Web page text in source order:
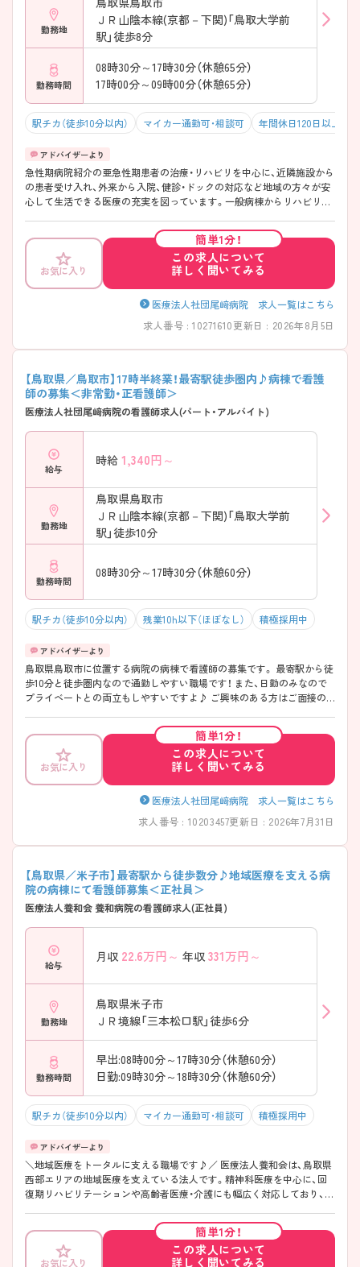
勤務地
ＪＲ山陰本線(京都－下関)「鳥取大学前
駅」徒歩8分
勤務時間
08時30分～17時30分（休憩65分）
17時00分～09時00分（休憩65分）
駅チカ（徒歩10分以内） マイカー通勤可・相談可 年間休日120日以上
急性期病院紹介の亜急性期患者の治療・リハビリを中心に、近隣施設から
の患者受け入れ、外来から入院、健診・ドックの対応など地域の方々が安
心して生活できる医療の充実を図っています。一般病棟からリハビリ、
く関わる看護ができます♪ より詳しく知りたい方には、面接ポイントや
求人の詳細をお伝えいたしますので、お問い合わせください。
お気に入り
簡単1分！
この求人について
詳しく聞いてみる
医療法人社団尾﨑病院 求人一覧はこちら
求人番号 : 10271610更新日 : 2026年8月5日
【鳥取県／鳥取市】17時半終業！最寄駅徒歩圏内♪病棟で看護
師の募集＜非常勤・正看護師＞
医療法人社団尾﨑病院の看護師求人(パート・アルバイト)
給与
時給 1,340円～
勤務地
鳥取県鳥取市
ＪＲ山陰本線(京都－下関)「鳥取大学前
駅」徒歩10分
勤務時間
08時30分～17時30分（休憩60分）
駅チカ（徒歩10分以内） 残業10h以下（ほぼなし） 積極採用中
鳥取県鳥取市に位置する病院の病棟で看護師の募集です。 最寄駅から徒
歩10分と徒歩圏内なので通勤しやすい職場です！ また、日勤のみなので
プライベートとの両立もしやすいですよ♪ ご興味のある方はご面接の
お気に入り
簡単1分！
この求人について
詳しく聞いてみる
医療法人社団尾﨑病院 求人一覧はこちら
求人番号 : 10203457更新日 : 2026年7月31日
【鳥取県／米子市】最寄駅から徒歩数分♪地域医療を支える病
院の病棟にて看護師募集＜正社員＞
医療法人養和会 養和病院の看護師求人(正社員)
給与
月収 22.6万円～ 年収 331万円～
勤務地
鳥取県米子市
ＪＲ境線「三本松口駅」徒歩6分
勤務時間
早出:08時00分～17時30分（休憩60分）
日勤:09時30分～18時30分（休憩60分）
駅チカ（徒歩10分以内） マイカー通勤可・相談可 積極採用中
＼地域医療をトータルに支える職場です♪／ 医療法人養和会は、鳥取県
西部エリアの地域医療を支えている法人です。精神科医療を中心に、回
復期リハビリテーションや高齢者医療・介護にも幅広く対応しており、病
な事業を展開しています。 医療と介護が法人内でしっかり連携している
ため、入院中の治療だけでなく退院後の生活支援まで見据えた関わりが
できる環境です。 また、「年間休日114日」「月平均残業1時間」と働きやす
お気に入り
簡単1分！
この求人について
詳しく聞いてみる